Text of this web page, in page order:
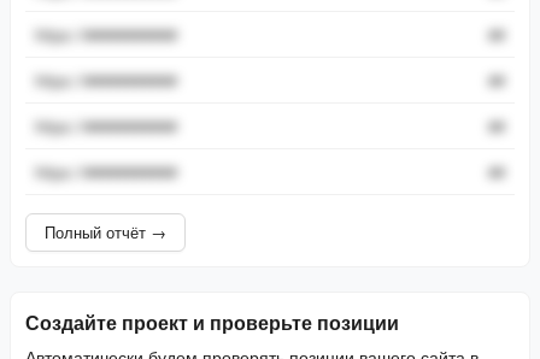
https://###########
##
https://###########
##
https://###########
##
https://###########
##
Полный отчёт →
Создайте проект и проверьте позиции